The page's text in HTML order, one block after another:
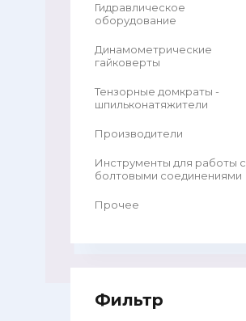
Гидравлическое
оборудование
Динамометрические
гайковерты
Тензорные домкраты -
шпильконатяжители
Производители
Инструменты для работы с
болтовыми соединениями
Прочее
Фильтр